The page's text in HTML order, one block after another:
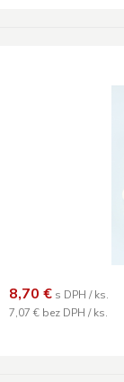
8,70 € s DPH / ks.
7,07 € bez DPH / ks.